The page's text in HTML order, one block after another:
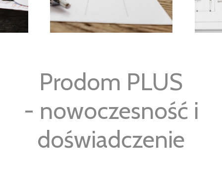
Prodom PLUS
- nowoczesność i
doświadczenie